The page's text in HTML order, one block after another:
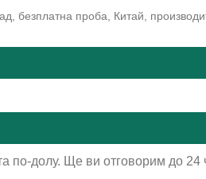
безплатна проба, Китай,
по-долу. Ще ви отговорим до 24